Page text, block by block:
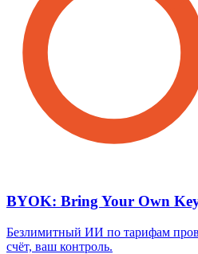
BYOK: Bring Your Own
Безлимитный ИИ по тарифам
счёт, ваш контроль.